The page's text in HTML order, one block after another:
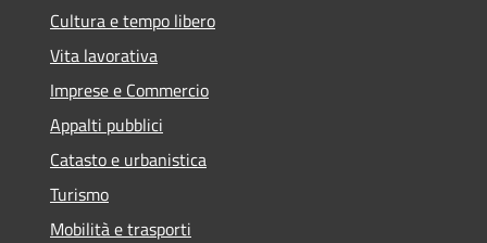
Cultura e tempo libero
Vita lavorativa
Imprese e Commercio
Appalti pubblici
Catasto e urbanistica
Turismo
Mobilità e trasporti